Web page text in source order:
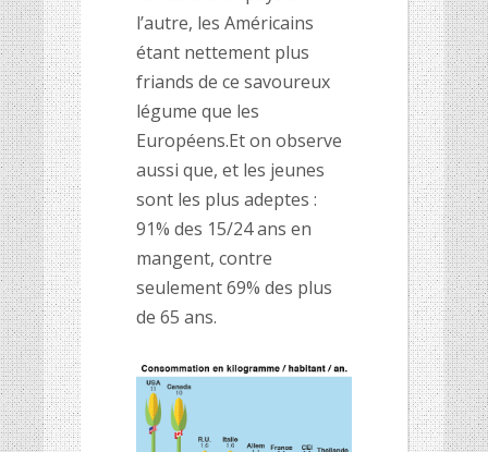
l’autre, les Américains
étant nettement plus
friands de ce savoureux
légume que les
Européens.Et on observe
aussi que, et les jeunes
sont les plus adeptes :
91% des 15/24 ans en
mangent, contre
seulement 69% des plus
de 65 ans.